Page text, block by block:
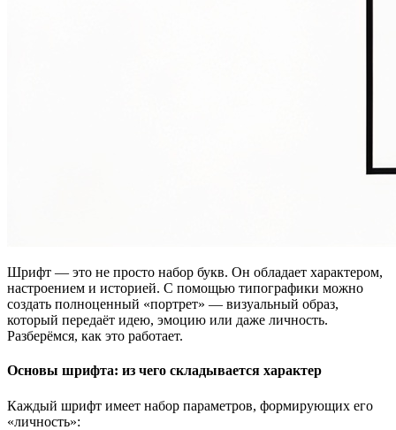
Шрифт — это не просто набор букв. Он обладает характером,
настроением и историей. С помощью типографики можно
создать полноценный «портрет» — визуальный образ,
который передаёт идею, эмоцию или даже личность.
Разберёмся, как это работает.
Основы шрифта: из чего складывается характер
Каждый шрифт имеет набор параметров, формирующих его
«личность»: